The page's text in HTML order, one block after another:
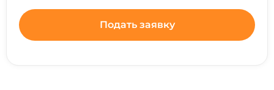
Подать заявку